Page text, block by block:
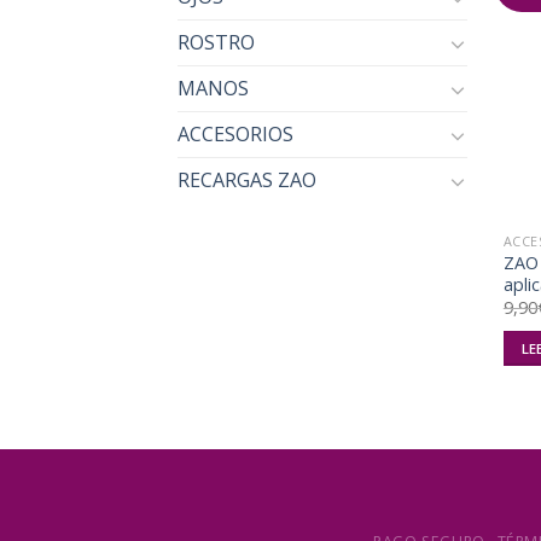
ROSTRO
MANOS
ACCESORIOS
RECARGAS ZAO
9,90